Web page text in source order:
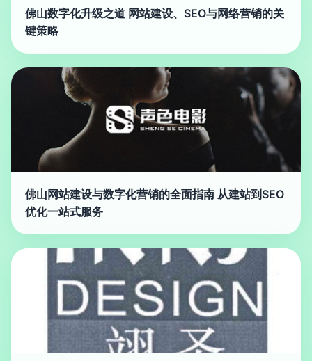
佛山数字化升级之道 网站建设、SEO与网络营销的关
键策略
佛山网站建设与数字化营销的全面指南 从建站到SEO
优化一站式服务